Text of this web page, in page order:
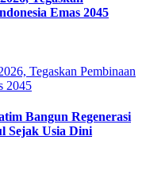
Emas 2045
Bangun Regenerasi
Sejak Usia Dini